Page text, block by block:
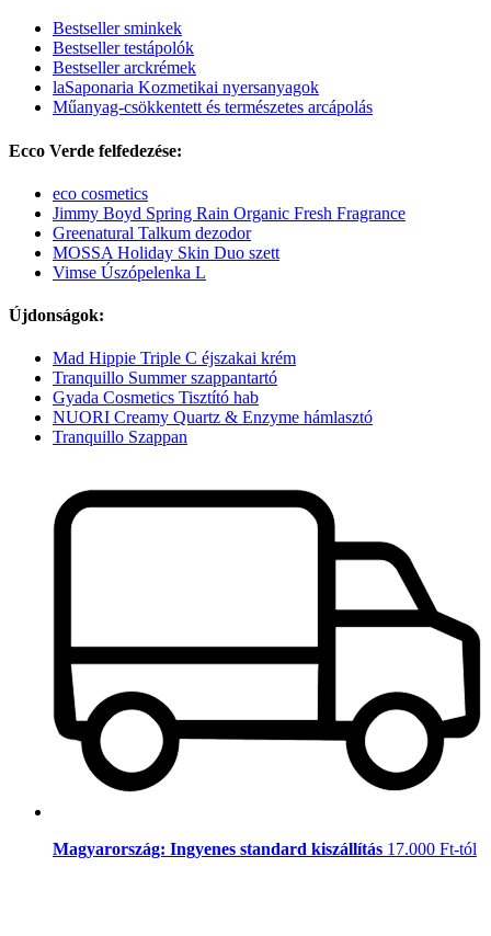
Bestseller sminkek
Bestseller testápolók
Bestseller arckrémek
laSaponaria Kozmetikai nyersanyagok
Műanyag-csökkentett és természetes arcápolás
Ecco Verde felfedezése:
eco cosmetics
Jimmy Boyd Spring Rain Organic Fresh Fragrance
Greenatural Talkum dezodor
MOSSA Holiday Skin Duo szett
Vimse Úszópelenka L
Újdonságok:
Mad Hippie Triple C éjszakai krém
Tranquillo Summer szappantartó
Gyada Cosmetics Tisztító hab
NUORI Creamy Quartz & Enzyme hámlasztó
Tranquillo Szappan
Magyarország: Ingyenes standard kiszállítás 17.000 Ft-tól